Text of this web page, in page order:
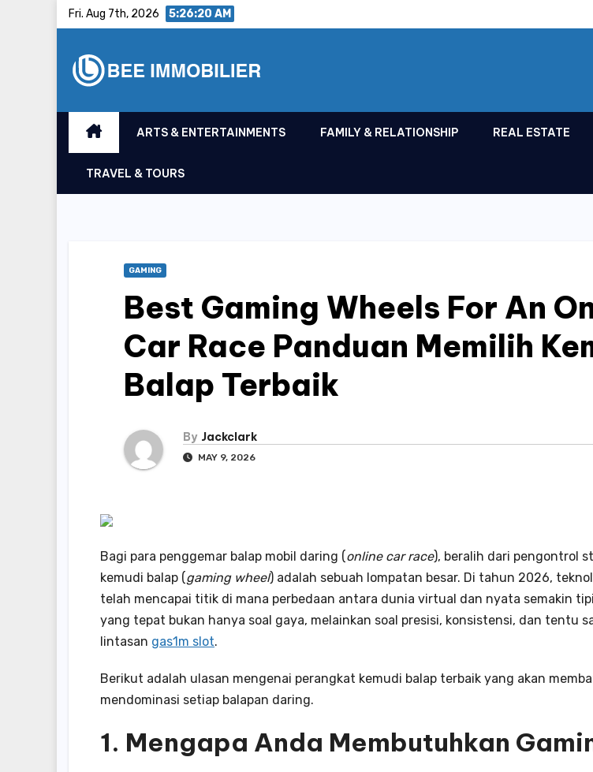
Fri. Aug 7th, 2026 5:26:21 AM
ARTS & ENTERTAINMENTS FAMILY & RELATIONSHIP REAL ESTATE
TRAVEL & TOURS
GAMING
Best Gaming Wheels For An
Car Race Panduan Memilih
Balap Terbaik
By Jackclark
MAY 9, 2026
Bagi para penggemar balap mobil daring (online car race), beralih dari pengontrol
kemudi balap (gaming wheel) adalah sebuah lompatan besar. Di tahun 2026,
telah mencapai titik di mana perbedaan antara dunia virtual dan nyata semakin
yang tepat bukan hanya soal gaya, melainkan soal presisi, konsistensi, dan tentu
lintasan gas1m slot.
Berikut adalah ulasan mengenai perangkat kemudi balap terbaik yang akan
mendominasi setiap balapan daring.
1. Mengapa Anda Membutuhkan